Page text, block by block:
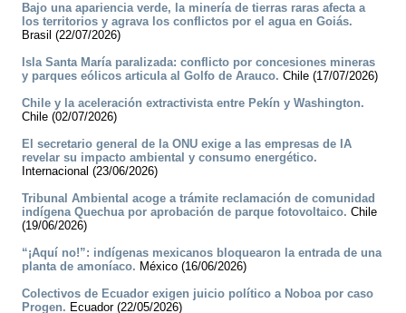
Bajo una apariencia verde, la minería de tierras raras afecta a
los territorios y agrava los conflictos por el agua en Goiás.
Brasil (22/07/2026)
Isla Santa María paralizada: conflicto por concesiones mineras
y parques eólicos articula al Golfo de Arauco. Chile (17/07/2026)
Chile y la aceleración extractivista entre Pekín y Washington.
Chile (02/07/2026)
El secretario general de la ONU exige a las empresas de IA
revelar su impacto ambiental y consumo energético.
Internacional (23/06/2026)
Tribunal Ambiental acoge a trámite reclamación de comunidad
indígena Quechua por aprobación de parque fotovoltaico. Chile
(19/06/2026)
“¡Aquí no!”: indígenas mexicanos bloquearon la entrada de una
planta de amoníaco. México (16/06/2026)
Colectivos de Ecuador exigen juicio político a Noboa por caso
Progen. Ecuador (22/05/2026)